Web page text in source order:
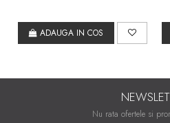
ADAUGA IN COS
Nu rata ofertele si